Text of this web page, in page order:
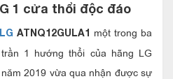
1 cửa thổi độc đáo
ATNQ12GULA1 một trong ba
1 hướng thổi của hãng LG
2019 vừa qua nhận được sự